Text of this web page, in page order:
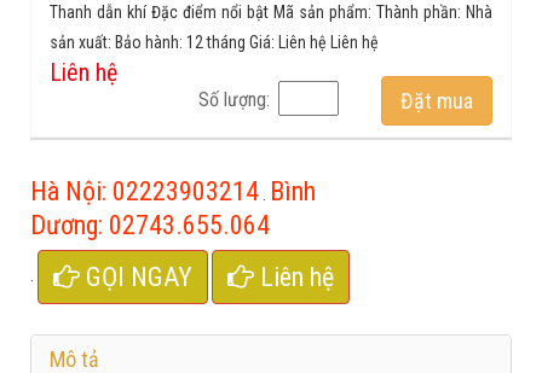
Thanh dẫn khí Đặc điểm nổi bật Mã sản phẩm: Thành phần: Nhà
sản xuất: Bảo hành: 12 tháng Giá: Liên hệ Liên hệ
Liên hệ
Số lượng: Đặt mua
Hà Nội: 02223903214 Bình
Dương: 02743.655.064
GỌI NGAY Liên hệ
Mô tả